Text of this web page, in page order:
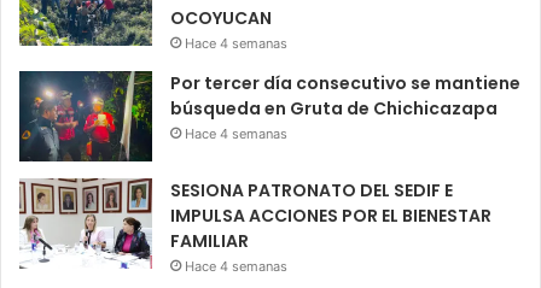
OCOYUCAN
Hace 4 semanas
Por tercer día consecutivo se mantiene
búsqueda en Gruta de Chichicazapa
Hace 4 semanas
SESIONA PATRONATO DEL SEDIF E
IMPULSA ACCIONES POR EL BIENESTAR
FAMILIAR
Hace 4 semanas